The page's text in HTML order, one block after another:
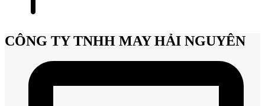
CÔNG TY TNHH MAY HẢI NGUYÊN